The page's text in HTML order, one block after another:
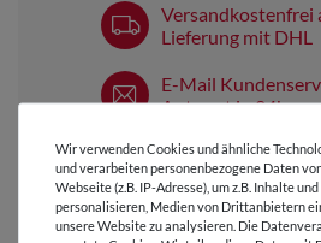
Versandkostenfrei
Lieferung mit DHL
E-Mail
Antwort in 24h
Über 98% positive
Bewertungen
Über 110 Gratis
Wir verwenden Cookies und ähnliche
und verarbeiten personenbezogene Daten
Webseite (z.B. IP-Adresse), um z.B. Inhalte
personalisieren, Medien von Drittanbietern
unsere Website zu analysieren. Die